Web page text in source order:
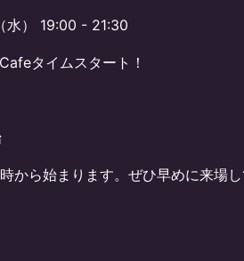
水） 19:00 - 21:30​
タイムスタート！
から始まります。ぜひ早めに来場